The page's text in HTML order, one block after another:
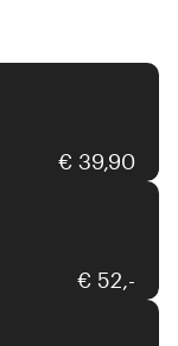
€ 39,90
Alessi
€ 52,-
Nicolas Vahé